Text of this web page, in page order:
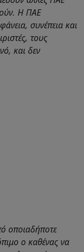
Η ΠΑΕ
συνέπεια και
τους
και δεν
οποιαδήποτε
ο καθένας να